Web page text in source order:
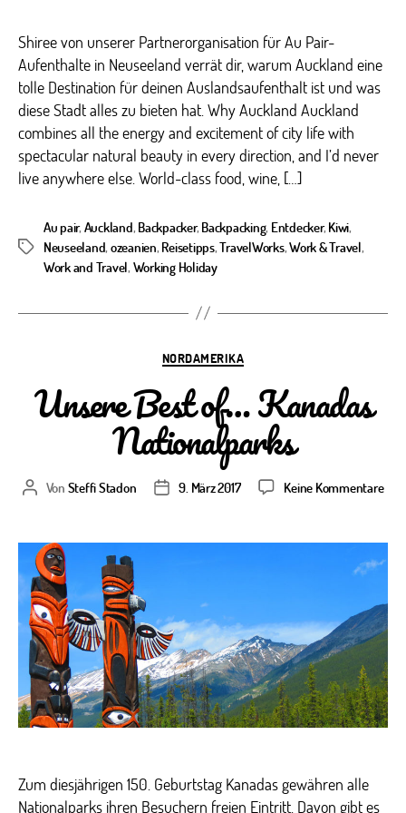
Shiree von unserer Partnerorganisation für Au Pair-
Aufenthalte in Neuseeland verrät dir, warum Auckland eine
tolle Destination für deinen Auslandsaufenthalt ist und was
diese Stadt alles zu bieten hat. Why Auckland Auckland
combines all the energy and excitement of city life with
spectacular natural beauty in every direction, and I’d never
live anywhere else. World-class food, wine, […]
Schlagwörter
Au pair, Auckland, Backpacker, Backpacking, Entdecker, Kiwi,
Neuseeland, ozeanien, Reisetipps,TravelWorks,Work & Travel,
Work and Travel, Working Holiday
Kategorien
NORDAMERIKA
Unsere Best of… Kanadas
Nationalparks
Beitragsautor
Von Steffi Stadon Veröffentlichungsdatum
9. März 2017 Keine Kommentarezu
of…
Zum diesjährigen 150. Geburtstag Kanadas gewähren alle
Nationalparks ihren Besuchern freien Eintritt. Davon gibt es